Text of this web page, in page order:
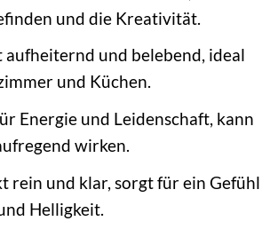
und die Kreativität.
und belebend, ideal
und Küchen.
Energie und Leidenschaft, kann
wirken.
rein und klar, sorgt für ein Gefühl
Helligkeit.